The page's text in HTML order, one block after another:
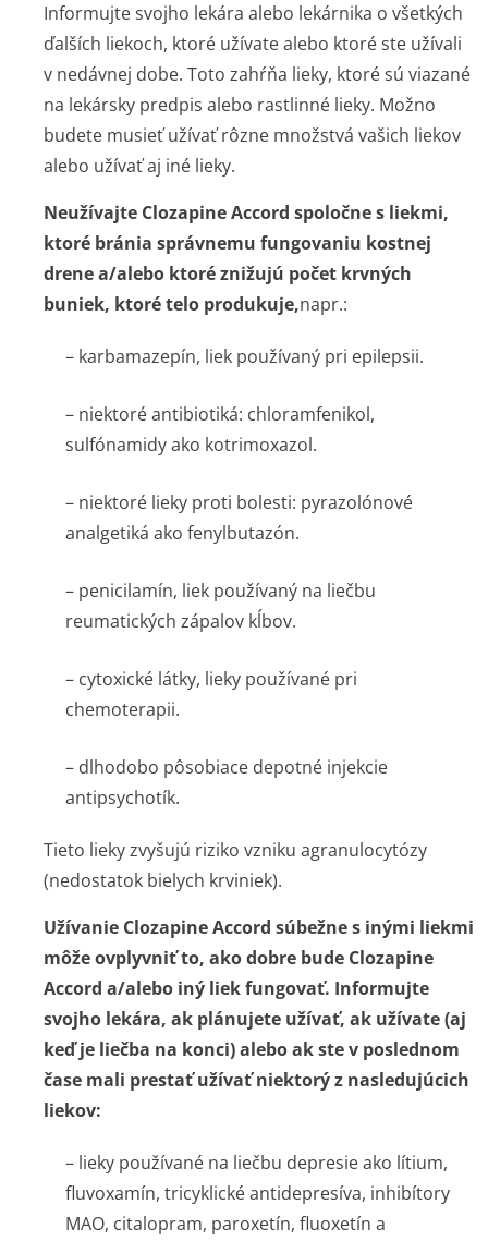
Informujte svojho lekára alebo lekárnika o všetkých
ďalších liekoch, ktoré užívate alebo ktoré ste užívali
v nedávnej dobe. Toto zahŕňa lieky, ktoré sú viazané
na lekársky predpis alebo rastlinné lieky. Možno
budete musieť užívať rôzne množstvá vašich liekov
alebo užívať aj iné lieky.
Neužívajte Clozapine Accord spoločne s liekmi,
ktoré bránia správnemu fungovaniu kostnej
drene a/alebo ktoré znižujú počet krvných
buniek, ktoré telo produkuje,napr.:
– karbamazepín, liek používaný pri epilepsii.
– niektoré antibiotiká: chloramfenikol,
sulfónamidy ako kotrimoxazol.
– niektoré lieky proti bolesti: pyrazolónové
analgetiká ako fenylbutazón.
– penicilamín, liek používaný na liečbu
reumatických zápalov kĺbov.
– cytoxické látky, lieky používané pri
chemoterapii.
– dlhodobo pôsobiace depotné injekcie
antipsychotík.
Tieto lieky zvyšujú riziko vzniku agranulocytózy
(nedostatok bielych krviniek).
Užívanie Clozapine Accord súbežne s inými liekmi
môže ovplyvniť to, ako dobre bude Clozapine
Accord a/alebo iný liek fungovať. Informujte
svojho lekára, ak plánujete užívať, ak užívate (aj
keď je liečba na konci) alebo ak ste v poslednom
čase mali prestať užívať niektorý z nasledujúcich
liekov:
– lieky používané na liečbu depresie ako lítium,
fluvoxamín, tricyklické antidepresíva, inhibítory
MAO, citalopram, paroxetín, fluoxetín a